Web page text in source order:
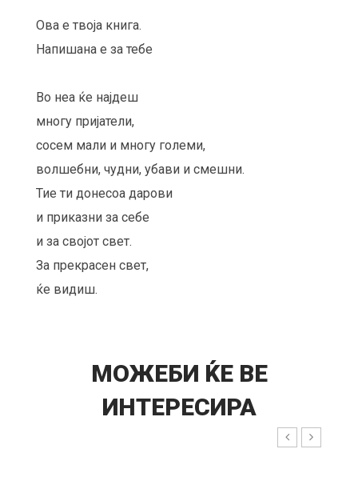
Ова е твоjа книга.
Напишана е за тебе
Во неа ќе наjдеш
многу приjатели,
сосем мали и многу големи,
волшебни, чудни, убави и смешни.
Тие ти донесоа дарови
и приказни за себе
и за својот свет.
За прекрасен свет,
ќе видиш.
МОЖЕБИ ЌЕ ВЕ
ИНТЕРЕСИРА